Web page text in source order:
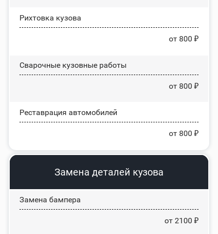
Рихтовка кузова
от 800 ₽
Сварочные кузовные работы
от 800 ₽
Реставрация автомобилей
от 800 ₽
Замена деталей кузова
Замена бампера
от 2100 ₽